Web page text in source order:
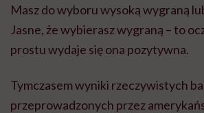
Masz do wyboru wysoką wygraną
Jasne, że wybierasz wygraną – to
prostu wydaje się ona pozytywna.
Tymczasem wyniki rzeczywistych
przeprowadzonych przez